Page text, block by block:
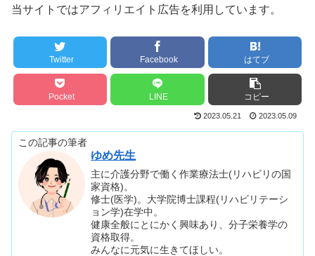
当サイトではアフィリエイト広告を利用しています。
Twitter Facebook はてブ
Pocket LINE コピー
2023.05.21 2023.05.09
この記事の筆者
ゆめ先生
主に介護分野で働く作業療法士(リハビリの国
家資格)。
修士(医学)。大学院博士課程(リハビリテーシ
ョン学)在学中。
健康全般にとにかく興味あり、分子栄養学の
資格取得。
みんなに元気に生きてほしい。